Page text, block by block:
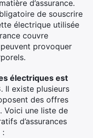
d’assurance.
de souscrire
électrique utilisée
couvre
provoquer
électriques est
. Il existe plusieurs
des offres
Voici une liste de
d’assurances
: